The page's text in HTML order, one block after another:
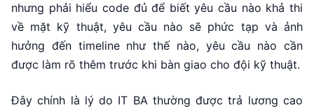
nhưng phải hiểu code đủ để biết yêu cầu nào khả thi
về mặt kỹ thuật, yêu cầu nào sẽ phức tạp và ảnh
hưởng đến timeline như thế nào, yêu cầu nào cần
được làm rõ thêm trước khi bàn giao cho đội kỹ thuật.
Đây chính là lý do IT BA thường được trả lương cao